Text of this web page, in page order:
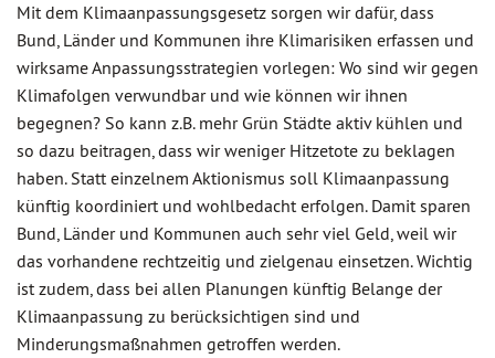
Mit dem Klimaanpassungsgesetz sorgen wir dafür, dass
Bund, Länder und Kommunen ihre Klimarisiken erfassen und
wirksame Anpassungsstrategien vorlegen: Wo sind wir gegen
Klimafolgen verwundbar und wie können wir ihnen
begegnen? So kann z.B. mehr Grün Städte aktiv kühlen und
so dazu beitragen, dass wir weniger Hitzetote zu beklagen
haben. Statt einzelnem Aktionismus soll Klimaanpassung
künftig koordiniert und wohlbedacht erfolgen. Damit sparen
Bund, Länder und Kommunen auch sehr viel Geld, weil wir
das vorhandene rechtzeitig und zielgenau einsetzen. Wichtig
ist zudem, dass bei allen Planungen künftig Belange der
Klimaanpassung zu berücksichtigen sind und
Minderungsmaßnahmen getroffen werden.